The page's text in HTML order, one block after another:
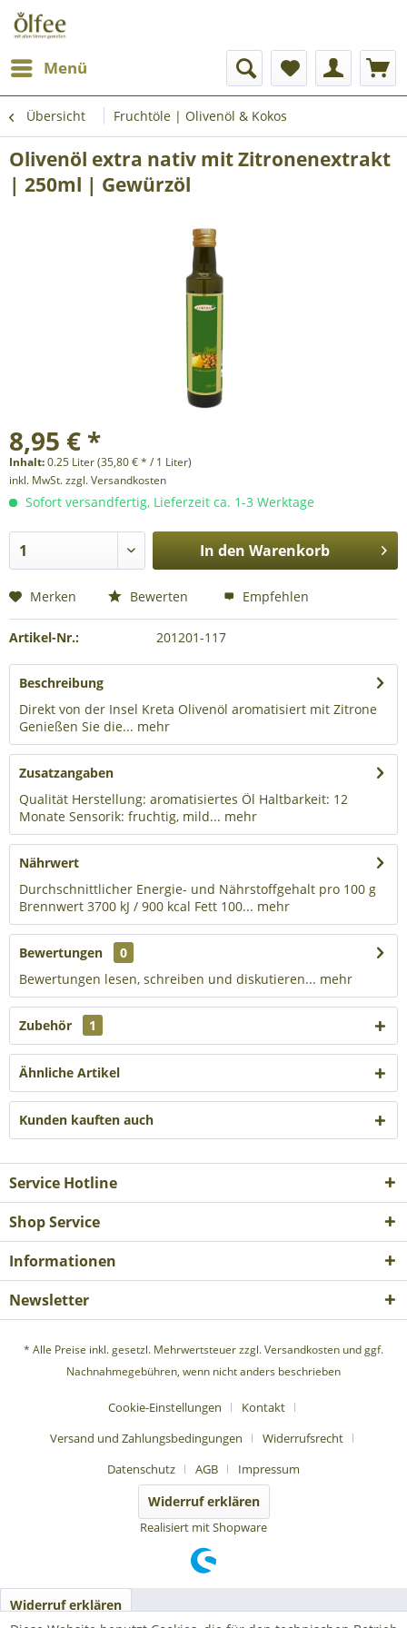
Menü
Übersicht Fruchtöle | Olivenöl & Kokos
Olivenöl extra nativ mit Zitronenextrakt
| 250ml | Gewürzöl
8,95 € *
Inhalt:0.25 Liter (35,80 € * / 1 Liter)
inkl. MwSt.zzgl. Versandkosten
Sofort versandfertig, Lieferzeit ca. 1-3 Werktage
In den Warenkorb
Merken Bewerten Empfehlen
Artikel-Nr.: 201201-117
Beschreibung
Direkt von der Insel Kreta Olivenöl aromatisiert mit Zitrone
Genießen Sie die... mehr
Zusatzangaben
Qualität Herstellung: aromatisiertes Öl Haltbarkeit: 12
Monate Sensorik: fruchtig, mild... mehr
Nährwert
Durchschnittlicher Energie- und Nährstoffgehalt pro 100 g
Brennwert 3700 kJ / 900 kcal Fett 100... mehr
Bewertungen
0
Bewertungen lesen, schreiben und diskutieren... mehr
Zubehör 1
Ähnliche Artikel
Kunden kauften auch
Service Hotline
Shop Service
Informationen
Newsletter
* Alle Preise inkl. gesetzl. Mehrwertsteuer zzgl.Versandkosten und ggf.
Nachnahmegebühren, wenn nicht anders beschrieben
Cookie-Einstellungen
Kontakt
Versand und Zahlungsbedingungen
Widerrufsrecht
Datenschutz
AGB Impressum
Widerruf erklären
Realisiert mit Shopware
Widerruf erklären